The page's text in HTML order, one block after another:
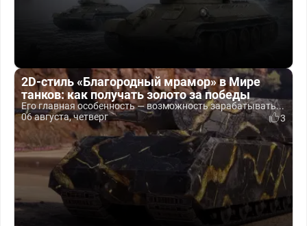
2D-стиль «Благородный мрамор» в Мире
танков: как получать золото за победы
Его главная особенность — возможность зарабатывать...
06 августа, четверг
3